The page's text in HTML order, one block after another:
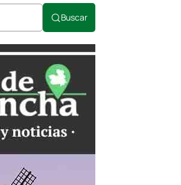
Buscar